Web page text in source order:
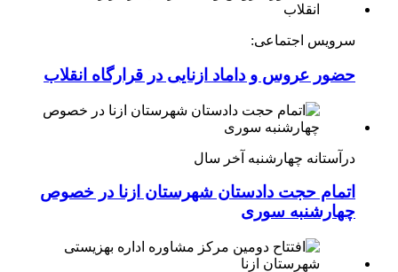
سرویس اجتماعی:
حضور عروس و داماد ازنایی در قرارگاه انقلاب
درآستانه چهارشنبه آخر سال
اتمام حجت دادستان شهرستان ازنا در خصوص
چهارشنبه ‌سوری